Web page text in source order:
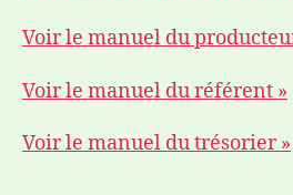
Voir le manuel du
Voir le manuel du référent »
Voir le manuel du trésorier »